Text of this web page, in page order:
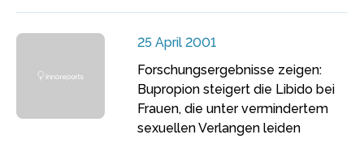
25 April 2001
Forschungsergebnisse zeigen:
Bupropion steigert die Libido bei
Frauen, die unter vermindertem
sexuellen Verlangen leiden